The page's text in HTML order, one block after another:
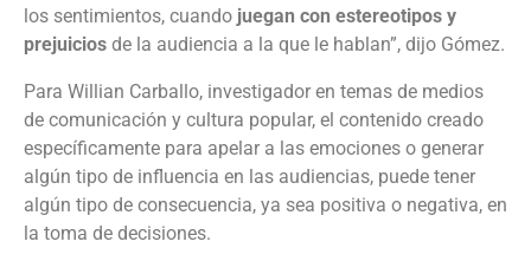
los sentimientos, cuando juegan con estereotipos y
prejuicios de la audiencia a la que le hablan”, dijo Gómez.
Para Willian Carballo, investigador en temas de medios
de comunicación y cultura popular, el contenido creado
específicamente para apelar a las emociones o generar
algún tipo de influencia en las audiencias, puede tener
algún tipo de consecuencia, ya sea positiva o negativa, en
la toma de decisiones.